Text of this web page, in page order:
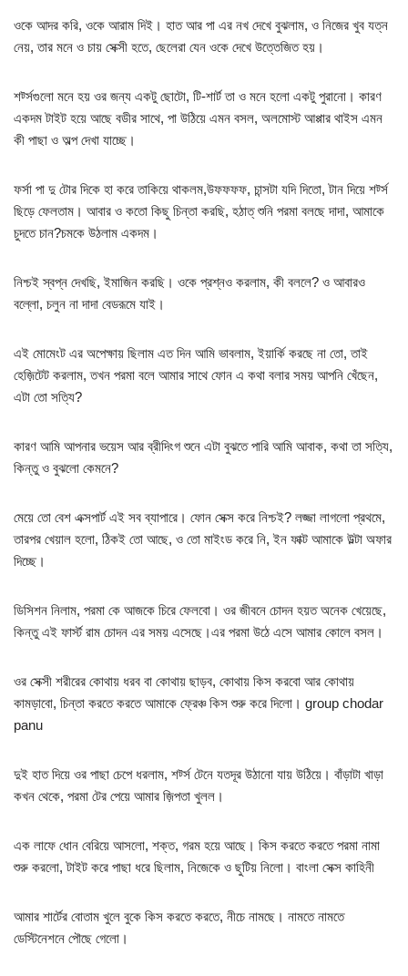
ওকে আদর করি, ওকে আরাম দিই। হাত আর পা এর নখ দেখে বুঝলাম, ও নিজের খুব যত্ন
নেয়, তার মনে ও চায় সেক্সী হতে, ছেলেরা যেন ওকে দেখে উত্তেজিত হয়।
শর্ট্সগুলো মনে হয় ওর জন্য একটু ছোটো, টি-শার্ট তা ও মনে হলো একটু পুরানো। কারণ
একদম টাইট হয়ে আছে বডীর সাথে, পা উঠিয়ে এমন বসল, অলমোস্ট আপ্পার থাইস এমন
কী পাছা ও অল্প দেখা যাচ্ছে।
ফর্সা পা দু টোর দিকে হা করে তাকিয়ে থাকলম,উফফফফ, চান্সটা যদি দিতো, টান দিয়ে শর্ট্স
ছিড়ে ফেলতাম। আবার ও কতো কিছু চিন্তা করছি, হঠাত্ শুনি পরমা বলছে দাদা, আমাকে
চুদতে চান?চমকে উঠলাম একদম।
নিশ্চই স্বপ্ন দেখছি, ইমাজিন করছি। ওকে প্রশ্নও করলাম, কী বললে? ও আবারও
বল্লো, চলুন না দাদা বেডরূমে যাই।
এই মোমেংট এর অপেক্ষায় ছিলাম এত দিন আমি ভাবলাম, ইয়ার্কি করছে না তো, তাই
হেজ়িটেট করলাম, তখন পরমা বলে আমার সাথে ফোন এ কথা বলার সময় আপনি খেঁছেন,
এটা তো সত্যি?
কারণ আমি আপনার ভয়েস আর ব্রীদিংগ শুনে এটা বুঝতে পারি আমি আবাক, কথা তা সত্যি,
কিন্তু ও বুঝলো কেমনে?
মেয়ে তো বেশ এক্সপার্ট এই সব ব্যাপারে। ফোন সেক্স করে নিশ্চই? লজ্জা লাগলো প্রথমে,
তারপর খেয়াল হলো, ঠিকই তো আছে, ও তো মাইংড করে নি, ইন ফাক্ট আমাকে উল্টা অফার
দিচ্ছে।
ডিসিশন নিলাম, পরমা কে আজকে চিরে ফেলবো। ওর জীবনে চোদন হয়ত অনেক খেয়েছে,
কিন্তু এই ফার্স্ট রাম চোদন এর সময় এসেছে।এর পরমা উঠে এসে আমার কোলে বসল।
ওর সেক্সী শরীরের কোথায় ধরব বা কোথায় ছাড়ব, কোথায় কিস করবো আর কোথায়
কামড়াবো, চিন্তা করতে করতে আমাকে ফ্রেঞ্চ কিস শুরু করে দিলো। group chodar
panu
দুই হাত দিয়ে ওর পাছা চেপে ধরলাম, শর্ট্স টেনে যতদূর উঠানো যায় উঠিয়ে। বাঁড়াটা খাড়া
কখন থেকে, পরমা টের পেয়ে আমার জ়িপতা খুলল।
এক লাফে ধোন বেরিয়ে আসলো, শক্ত, গরম হয়ে আছে। কিস করতে করতে পরমা নামা
শুরু করলো, টাইট করে পাছা ধরে ছিলাম, নিজেকে ও ছুটিয় নিলো। বাংলা সেক্স কাহিনী
আমার শার্টের বোতাম খুলে বুকে কিস করতে করতে, নীচে নামছে। নামতে নামতে
ডেস্টিনেশনে পৌছে গেলো।